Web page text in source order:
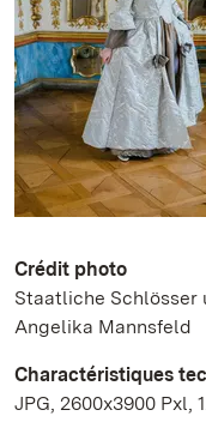
Crédit photo
Staatliche Schlösser
Angelika Mannsfeld
Charactéristiques
JPG, 2600x3900 Pxl,